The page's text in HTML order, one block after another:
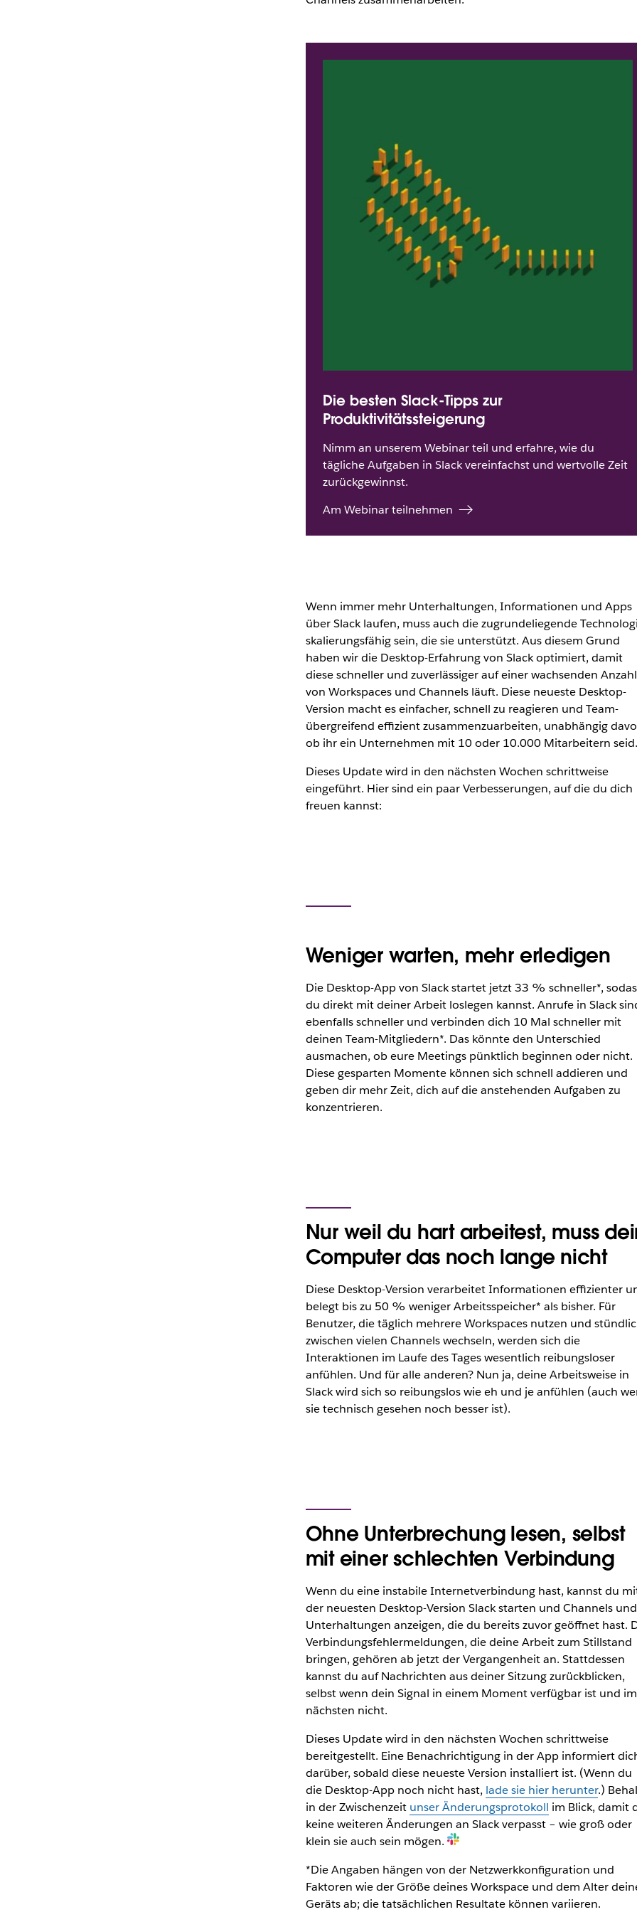
Die besten Slack-Tipps zur
Produktivitätssteigerung
Nimm an unserem Webinar teil und erfahre, wie du
tägliche Aufgaben in Slack vereinfachst und wertvolle Zeit
zurückgewinnst.
Am Webinar teilnehmen
Wenn immer mehr Unterhaltungen, Informationen und Apps
über Slack laufen, muss auch die zugrundeliegende
skalierungsfähig sein, die sie unterstützt. Aus diesem Grund
haben wir die Desktop-Erfahrung von Slack optimiert, damit
diese schneller und zuverlässiger auf einer wachsenden Anzahl
von Workspaces und Channels läuft. Diese neueste Desktop-
Version macht es einfacher, schnell zu reagieren und Team-
übergreifend effizient zusammenzuarbeiten, unabhängig
ob ihr ein Unternehmen mit 10 oder 10.000 Mitarbeitern seid.
Dieses Update wird in den nächsten Wochen schrittweise
eingeführt. Hier sind ein paar Verbesserungen, auf die du dich
freuen kannst:
Weniger warten, mehr erledigen
Die Desktop-App von Slack startet jetzt 33 % schneller*,
du direkt mit deiner Arbeit loslegen kannst. Anrufe in Slack
ebenfalls schneller und verbinden dich 10 Mal schneller mit
deinen Team-Mitgliedern*. Das könnte den Unterschied
ausmachen, ob eure Meetings pünktlich beginnen oder nicht.
Diese gesparten Momente können sich schnell addieren und
geben dir mehr Zeit, dich auf die anstehenden Aufgaben zu
konzentrieren.
Nur weil du hart arbeitest, muss
Computer das noch lange nicht
Diese Desktop-Version verarbeitet Informationen effizienter
belegt bis zu 50 % weniger Arbeitsspeicher* als bisher. Für
Benutzer, die täglich mehrere Workspaces nutzen und
zwischen vielen Channels wechseln, werden sich die
Interaktionen im Laufe des Tages wesentlich reibungsloser
anfühlen. Und für alle anderen? Nun ja, deine Arbeitsweise in
Slack wird sich so reibungslos wie eh und je anfühlen (auch
sie technisch gesehen noch besser ist).
Ohne Unterbrechung lesen, selbst
mit einer schlechten Verbindung
Wenn du eine instabile Internetverbindung hast, kannst du
der neuesten Desktop-Version Slack starten und Channels und
Unterhaltungen anzeigen, die du bereits zuvor geöffnet hast.
Verbindungsfehlermeldungen, die deine Arbeit zum Stillstand
bringen, gehören ab jetzt der Vergangenheit an. Stattdessen
kannst du auf Nachrichten aus deiner Sitzung zurückblicken,
selbst wenn dein Signal in einem Moment verfügbar ist und im
nächsten nicht.
Dieses Update wird in den nächsten Wochen schrittweise
bereitgestellt. Eine Benachrichtigung in der App informiert
darüber, sobald diese neueste Version installiert ist. (Wenn du
die Desktop-App noch nicht hast, lade sie hier herunter.)
in der Zwischenzeit unser Änderungsprotokoll im Blick, damit
keine weiteren Änderungen an Slack verpasst – wie groß oder
klein sie auch sein mögen.
*Die Angaben hängen von der Netzwerkkonfiguration und
Faktoren wie der Größe deines Workspace und dem Alter
Geräts ab; die tatsächlichen Resultate können variieren.